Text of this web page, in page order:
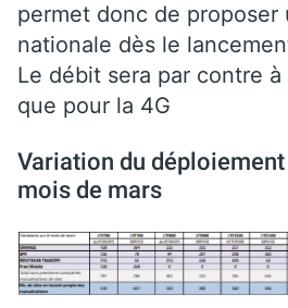
permet donc de proposer
nationale dès le
Le débit sera par contre
que pour la 4G
Variation du
mois de mars